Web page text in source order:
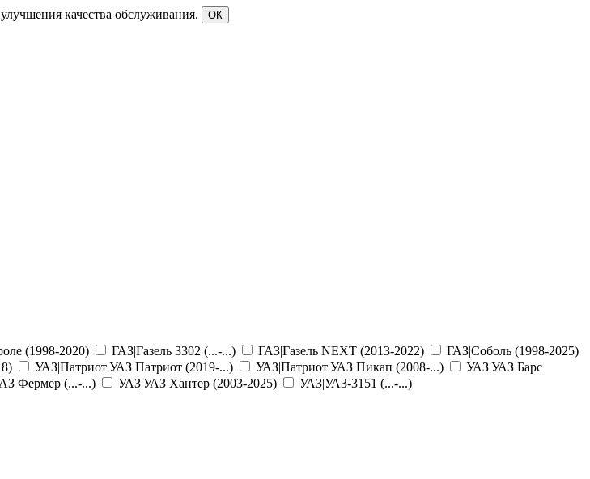
качества обслуживания. ОК
(1998-2020) ГАЗ|Газель 3302 (...-...) ГАЗ|Газель NEXT (2013-2022)
ГАЗ|Соболь (1998-2025)
УАЗ|Патриот|УАЗ Патриот (2019-...) УАЗ|Патриот|УАЗ Пикап (2008-...)
УАЗ|УАЗ Барс
Фермер (...-...) УАЗ|УАЗ Хантер (2003-2025) УАЗ|УАЗ-3151 (...-...)